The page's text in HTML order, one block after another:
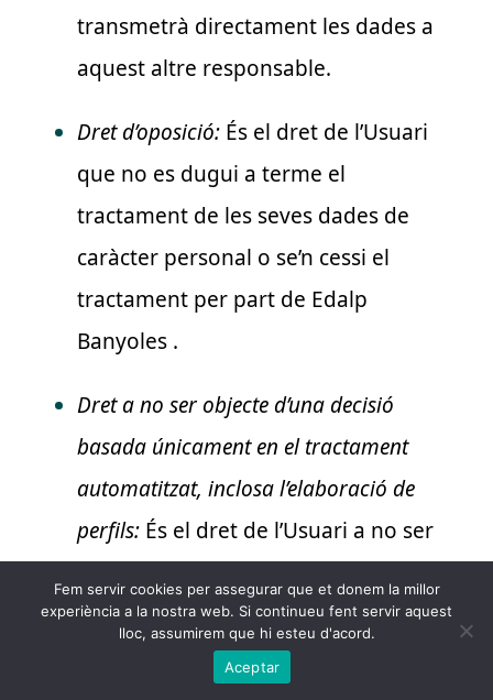
transmetrà directament les dades a
aquest altre responsable.
Dret d’oposició: És el dret de l’Usuari
que no es dugui a terme el
tractament de les seves dades de
caràcter personal o se’n cessi el
tractament per part de Edalp
Banyoles .
Dret a no ser objecte d’una decisió
basada únicament en el tractament
automatitzat, inclosa l’elaboració de
perfils: És el dret de l’Usuari a no ser
basada únicament en el tractament
automatitzat de les vostres dades
Fem servir cookies per assegurar que et donem la millor
experiència a la nostra web. Si continueu fent servir aquest
lloc, assumirem que hi esteu d'acord.
Aceptar